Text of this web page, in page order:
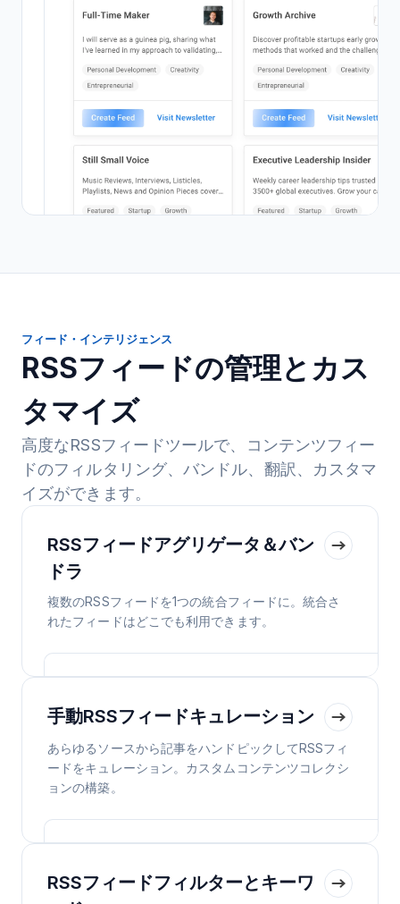
フィード・インテリジェンス
RSSフィードの管理とカス
タマイズ
高度なRSSフィードツールで、コンテンツフィー
ドのフィルタリング、バンドル、翻訳、カスタマ
イズができます。
RSSフィードアグリゲータ＆バン
ドラ
複数のRSSフィードを1つの統合フィードに。統合さ
れたフィードはどこでも利用できます。
手動RSSフィードキュレーション
あらゆるソースから記事をハンドピックしてRSSフィ
ードをキュレーション。カスタムコンテンツコレクシ
ョンの構築。
RSSフィードフィルターとキーワ